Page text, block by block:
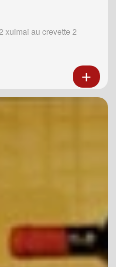
xuimai au crevette 2